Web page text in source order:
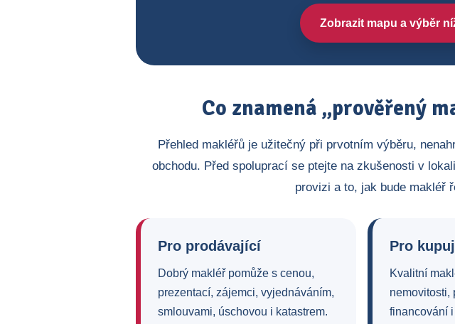
Zobrazit mapu a výběr
Co znamená „prověřený
Přehled makléřů je užitečný při prvotním výběru,
obchodu. Před spoluprací se ptejte na zkušenosti v
provizi a to, jak bude makléř
Pro prodávající
Dobrý makléř pomůže s cenou,
prezentací, zájemci, vyjednáváním,
smlouvami, úschovou i katastrem.
Pro
Kvalitní
nemovitosti,
financování